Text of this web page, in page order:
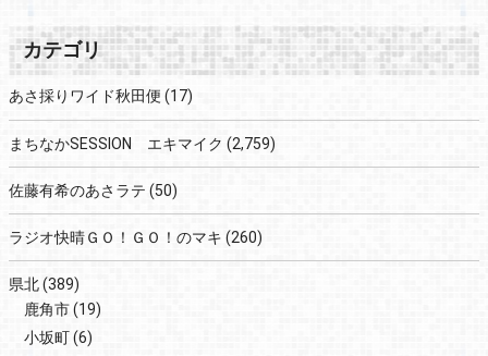
カテゴリ
あさ採りワイド秋田便 (17)
まちなかSESSION エキマイク (2,759)
佐藤有希のあさラテ (50)
ラジオ快晴ＧＯ！ＧＯ！のマキ (260)
県北(389)
鹿角市(19)
小坂町(6)